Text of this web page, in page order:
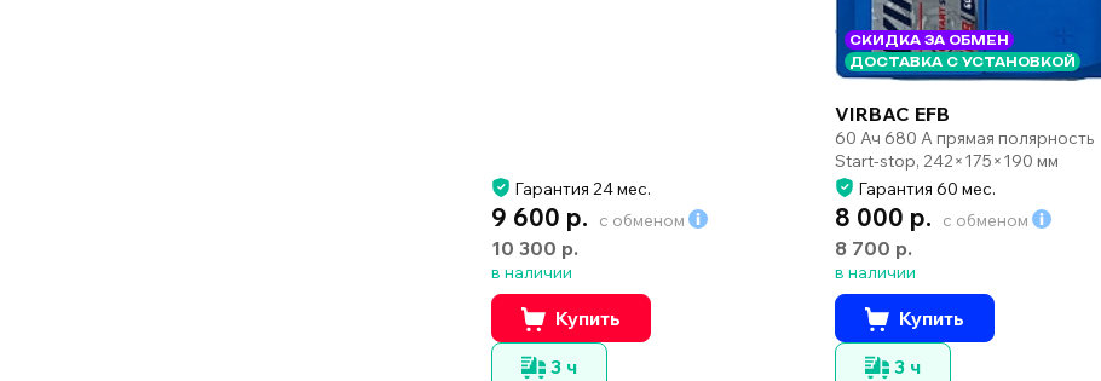
Гарантия 24 мес.
9 600 р. с обменом
10 300 р.
в наличии
Купить
3 ч
СКИДКА ЗА ОБМЕН
ДОСТАВКА С УСТАНОВКОЙ
VIRBAC EFB
60 Ач 680 А прямая полярность
Start-stop, 242×175×190 мм
Гарантия 60 мес.
8 000 р. с обменом
8 700 р.
в наличии
Купить
3 ч